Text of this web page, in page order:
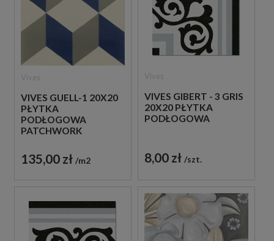
VIVES GUELL-1 20X20
PŁYTKA
PODŁOGOWA
PATCHWORK
135,00 zł m2
VIVES GIBERT - 3 GRIS
20X20 PŁYTKA
PODŁOGOWA
8,00 zł szt.